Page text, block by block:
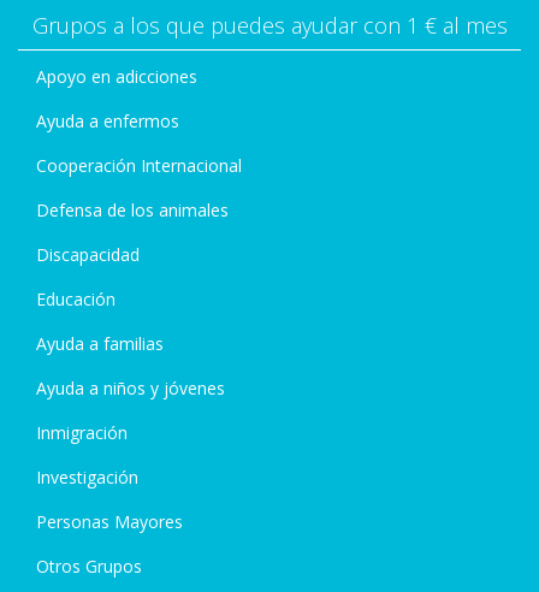
Grupos a los que puedes ayudar con 1 € al mes
Apoyo en adicciones
Ayuda a enfermos
Cooperación Internacional
Defensa de los animales
Discapacidad
Educación
Ayuda a familias
Ayuda a niños y jóvenes
Inmigración
Investigación
Personas Mayores
Otros Grupos